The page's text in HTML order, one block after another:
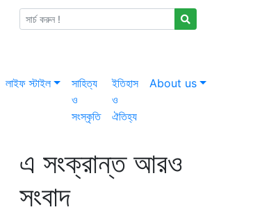
লাইফ স্টাইল
সাহিত্য
ও
সংস্কৃতি
ইতিহাস
ও
ঐতিহ্য
About us
এ সংক্রান্ত আরও
সংবাদ